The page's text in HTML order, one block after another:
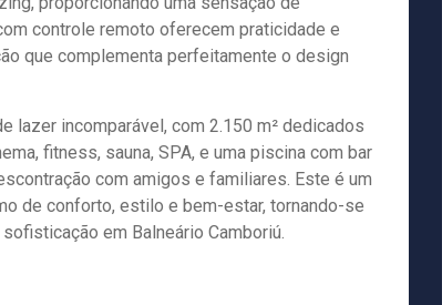
controle remoto oferecem praticidade e
que complementa perfeitamente o design
lazer incomparável, com 2.150 m² dedicados
fitness, sauna, SPA, e uma piscina com bar
com amigos e familiares. Este é um
de conforto, estilo e bem-estar, tornando-se
em Balneário Camboriú.